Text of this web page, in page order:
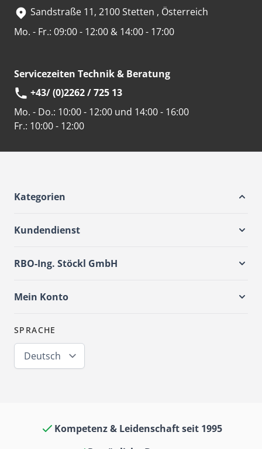
Sandstraße 11, 2100 Stetten , Österreich
Mo. - Fr.: 09:00 - 12:00 & 14:00 - 17:00
Servicezeiten Technik & Beratung
+43/ (0)2262 / 725 13
Mo. - Do.: 10:00 - 12:00 und 14:00 - 16:00
Fr.: 10:00 - 12:00
Kategorien
Kundendienst
RBO-Ing. Stöckl GmbH
Mein Konto
SPRACHE
Deutsch
Kompetenz & Leidenschaft seit 1995